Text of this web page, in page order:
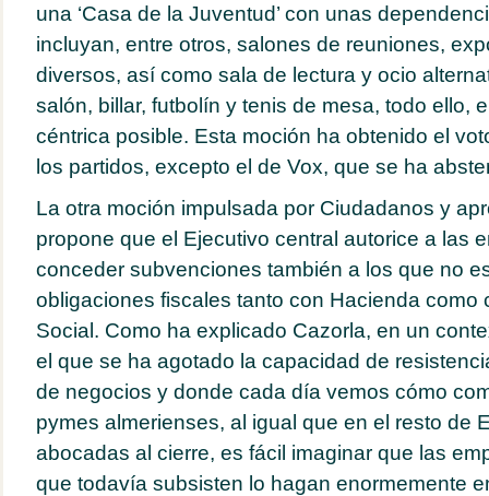
una ‘Casa de la Juventud’ con unas
incluyan, entre otros, salones de reuniones,
diversos, así como sala de lectura y ocio
salón, billar, futbolín y tenis de mesa, todo ello,
céntrica posible. Esta moción ha obtenido el
los partidos, excepto el de Vox, que se ha
La otra moción impulsada por Ciudadanos y
propone que el Ejecutivo central autorice a las
conceder subvenciones también a los que no
obligaciones fiscales tanto con Hacienda como
Social. Como ha explicado Cazorla, en un
el que se ha agotado la capacidad de
de negocios y donde cada día vemos cómo
pymes almerienses, al igual que en el resto de
abocadas al cierre, es fácil imaginar que las
que todavía subsisten lo hagan enormemente